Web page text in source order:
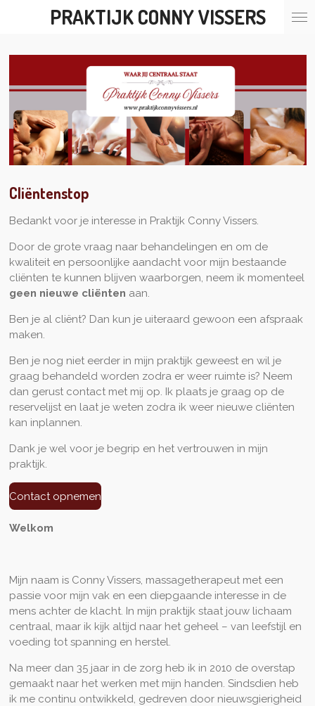
PRAKTIJK CONNY VISSERS
Cliëntenstop
Bedankt voor je interesse in Praktijk Conny Vissers.
Door de grote vraag naar behandelingen en om de
kwaliteit en persoonlijke aandacht voor mijn bestaande
cliënten te kunnen blijven waarborgen, neem ik momenteel
geen nieuwe cliënten aan.
Ben je al cliënt? Dan kun je uiteraard gewoon een afspraak
maken.
Ben je nog niet eerder in mijn praktijk geweest en wil je
graag behandeld worden zodra er weer ruimte is? Neem
dan gerust contact met mij op. Ik plaats je graag op de
reservelijst en laat je weten zodra ik weer nieuwe cliënten
kan inplannen.
Dank je wel voor je begrip en het vertrouwen in mijn
praktijk.
Contact opnemen
Welkom
Mijn naam is Conny Vissers, massagetherapeut met een
passie voor mijn vak en een diepgaande interesse in de
mens achter de klacht. In mijn praktijk staat jouw lichaam
centraal, maar ik kijk altijd naar het geheel – van leefstijl en
voeding tot spanning en herstel.
Na meer dan 35 jaar in de zorg heb ik in 2010 de overstap
gemaakt naar het werken met mijn handen. Sindsdien heb
ik me continu ontwikkeld, gedreven door nieuwsgierigheid